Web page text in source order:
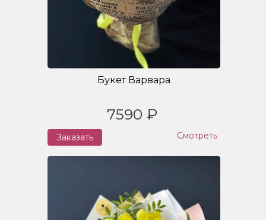
Букет Варвара
7590 ₽
Заказать Смотреть